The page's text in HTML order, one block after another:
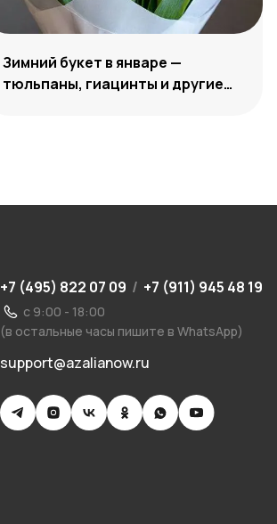
Зимний букет в январе —
тюльпаны, гиацинты и другие
+7 (495) 822 07 09 / +7 (911) 945 48 19
с 9:00 - 18:00
(в остальные часы пишите в WhatsApp)
support@azalianow.ru